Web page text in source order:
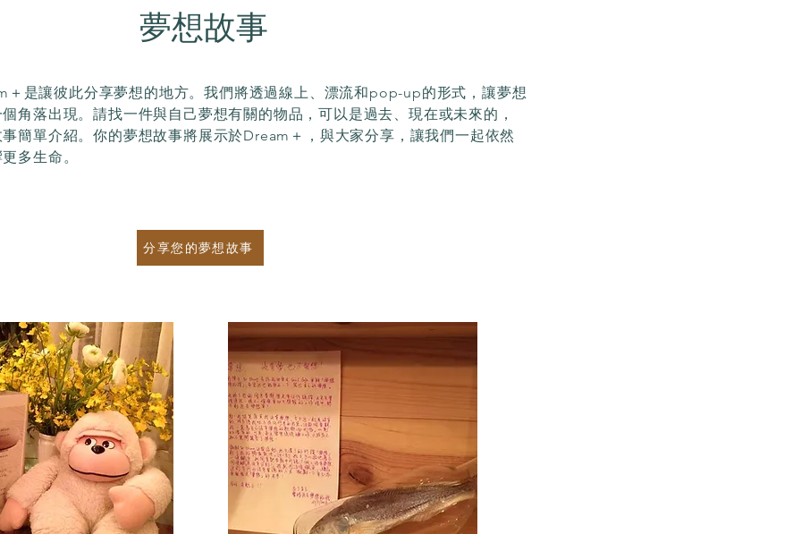
夢想故事
＋是讓彼此分享夢想的地方。我們將透過線上、漂流和pop-up的形式，讓夢想
角落出現。請找一件與自己夢想有關的物品，可以是過去、現在或未來的，
簡單介紹。你的夢想故事將展示於Dream＋，與大家分享，讓我們一起依然
多生命。
分享您的夢想故事